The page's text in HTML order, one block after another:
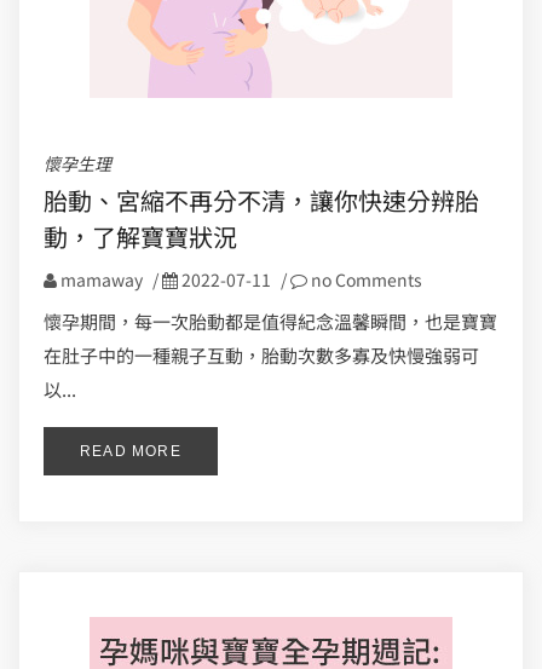
懷孕生理
胎動、宮縮不再分不清，讓你快速分辨胎
動，了解寶寶狀況
mamaway / 2022-07-11 / no Comments
懷孕期間，每一次胎動都是值得紀念溫馨瞬間，也是寶寶
在肚子中的一種親子互動，胎動次數多寡及快慢強弱可
以...
READ MORE